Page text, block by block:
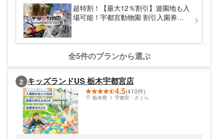
超特割！【最大12％割引】遊園地も入
場可能！宇都宮動物園 割引入園券
全5件のプランから選ぶ
2 キッズランドUS 栃木宇都宮店
4.5(410件)
栃木県 宇都宮・さくら